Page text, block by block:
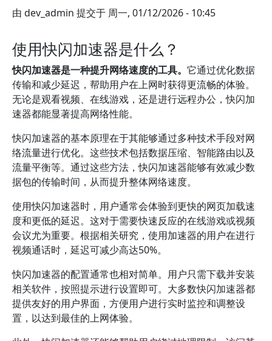
由 dev_admin 提交于 周一, 01/12/2026 - 10:45
使用快闪加速器是什么？
快闪加速器是一种提升网络速度的工具。 它通过优化数据
传输和减少延迟，帮助用户在上网时获得更流畅的体验。
无论是观看视频、在线游戏，还是进行远程办公，快闪加
速器都能显著提高网络性能。
快闪加速器的基本原理在于其能够通过多种技术手段对网
络流量进行优化。这些技术包括数据压缩、智能路由以及
流量平衡等。通过这些方法，快闪加速器能够有效减少数
据包的传输时间，从而提升整体网络速度。
使用快闪加速器时，用户通常会体验到更快的网页加载速
度和更低的延迟。这对于需要快速反应的在线游戏或视频
会议尤为重要。根据相关研究，使用加速器的用户在进行
视频通话时，延迟可减少高达50%。
快闪加速器的配置通常也相对简单。用户只需下载并安装
相关软件，按照提示进行设置即可。大多数快闪加速器都
提供友好的用户界面，方便用户进行实时监控和调整设
置，以达到最佳的上网体验。